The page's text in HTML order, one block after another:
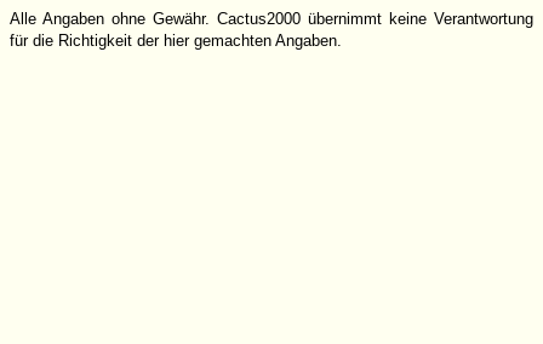
Alle Angaben ohne Gewähr. Cactus2000 übernimmt keine Verantwortung
für die Richtigkeit der hier gemachten Angaben.